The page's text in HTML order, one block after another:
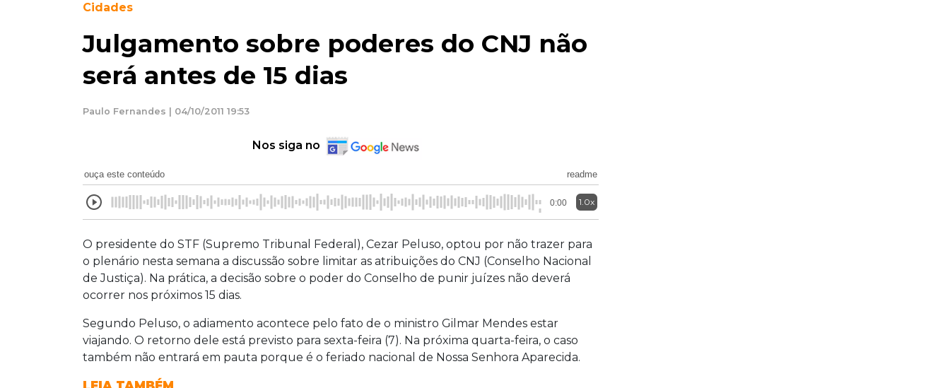
Cidades
Julgamento sobre poderes do CNJ não
será antes de 15 dias
Paulo Fernandes | 04/10/2011 19:53
Nos siga no
ouça este conteúdo readme
0:00 1.0x
O presidente do STF (Supremo Tribunal Federal), Cezar Peluso, optou por não trazer para
o plenário nesta semana a discussão sobre limitar as atribuições do CNJ (Conselho Nacional
de Justiça). Na prática, a decisão sobre o poder do Conselho de punir juízes não deverá
ocorrer nos próximos 15 dias.
Segundo Peluso, o adiamento acontece pelo fato de o ministro Gilmar Mendes estar
viajando. O retorno dele está previsto para sexta-feira (7). Na próxima quarta-feira, o caso
também não entrará em pauta porque é o feriado nacional de Nossa Senhora Aparecida.